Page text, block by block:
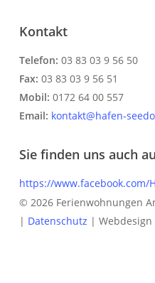
Kontakt
Telefon: 03 83 03 9 56 50
Fax: 03 83 03 9 56 51
Mobil: 0172 64 00 557
Email: kontakt@hafen-
Sie finden uns auch
https://www.facebook.com/
© 2026 Ferienwohnungen
| Datenschutz | Webdesign